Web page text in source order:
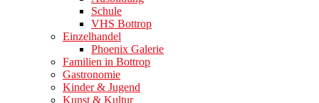
Schule
VHS Bottrop
Einzelhandel
Phoenix Galerie
Familien in Bottrop
Gastronomie
Kinder & Jugend
Kunst & Kultur